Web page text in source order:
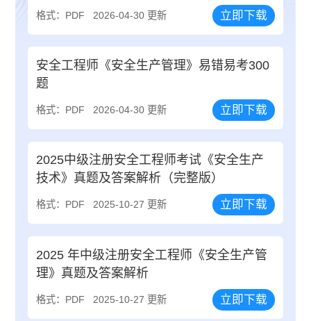
格式：PDF 2026-04-30 更新 立即下载
安全工程师《安全生产管理》易错易考300
题
格式：PDF 2026-04-30 更新 立即下载
2025中级注册安全工程师考试《安全生产
技术》真题及答案解析（完整版）
格式：PDF 2025-10-27 更新 立即下载
2025 年中级注册安全工程师《安全生产管
理》真题及答案解析
格式：PDF 2025-10-27 更新 立即下载